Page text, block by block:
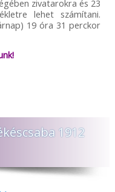
zivatarokra és 23
lehet számítani.
19 óra 31 perckor
1912